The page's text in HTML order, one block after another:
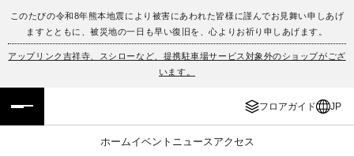
このたびの令和8年熊本地震により被害にあわれた皆様に謹んでお見舞い申しあげ
ますとともに、被災地の一日も早い復旧を、心よりお祈り申しあげます。
アップリンク吉祥寺、スシローなど、提携駐車場サービス対象外のショップがござ
います。
フロアガイド JP
ホームイベント ニュース アクセス
フロアガイド
イベント・ポップアップ
ENGLISH
簡体字